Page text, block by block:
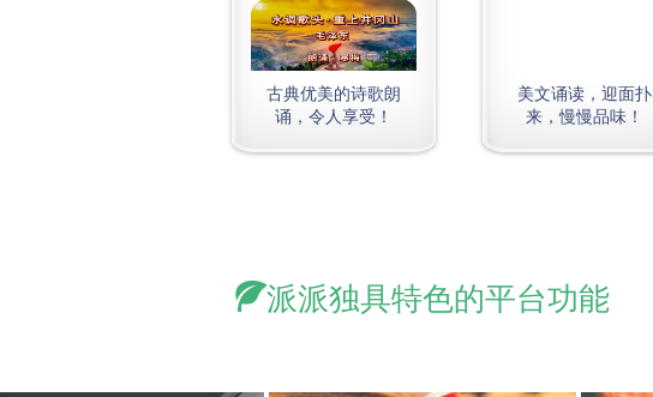
古典优美的诗歌朗
诵，令人享受！
美文诵读，迎面扑
来，慢慢品味！
派派独具特色的平台功能